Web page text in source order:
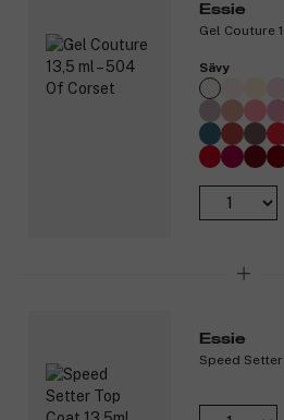
Essie
Gel Couture
Sävy
Essie
Speed